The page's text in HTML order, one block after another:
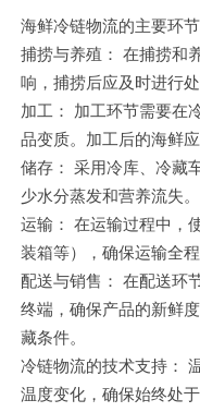
海鲜冷链物流的主要环节
捕捞与养殖： 在捕捞和
响，捕捞后应及时进行
加工： 加工环节需要在
品变质。加工后的海鲜
储存： 采用冷库、冷藏
少水分蒸发和营养流失。
运输： 在运输过程中，
装箱等），确保运输全
配送与销售： 在配送环
终端，确保产品的新鲜
藏条件。
冷链物流的技术支持：
温度变化，确保始终处